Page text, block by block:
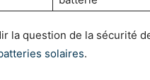
la question de la sécurité
solaires.